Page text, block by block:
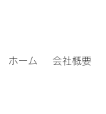
ホーム 会社概要